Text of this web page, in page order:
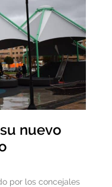
nuevo
por los concejales